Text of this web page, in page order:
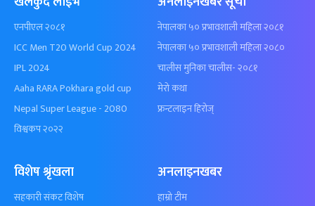
एनपीएल २०८१
ICC Men T20 World Cup 2024
IPL 2024
Aaha RARA Pokhara gold cup
Nepal Super League - 2080
विश्वकप २०२२
नेपालका ५० प्रभावशाली महिला २०८१
नेपालका ५० प्रभावशाली महिला २०८०
चालीस मुनिका चालीस- २०८१
मेरो कथा
फ्रन्टलाइन हिरोज्
विशेष श्रृंखला
सहकारी संकट विशेष
अनलाइनखबर
हाम्रो टीम